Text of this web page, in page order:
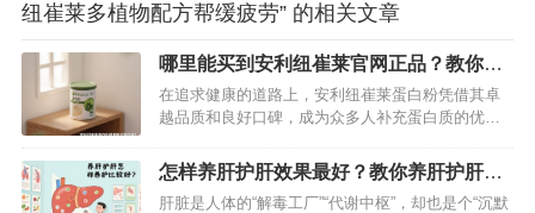
纽崔莱多植物配方帮缓疲劳” 的相关文章
哪里能买到安利纽崔莱官网正品？教你购
买正品的方法
在追求健康的道路上，安利纽崔莱蛋白粉凭借其卓
越品质和良好口碑，成为众多人补充蛋白质的优质
到假货。究竟哪里能买到正品安利纽崔莱蛋白粉？
接下来为你揭晓答案。…
怎样养肝护肝效果最好？教你养肝护肝的
方法
肝脏是人体的“解毒工厂”“代谢中枢”，却也是个“沉默